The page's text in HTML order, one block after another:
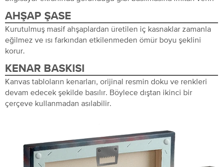
AHŞAP ŞASE
Kurutulmuş masif ahşaplardan üretilen iç kasnaklar zamanla
eğilmez ve ısı farkından etkilenmeden ömür boyu şeklini
korur.
KENAR BASKISI
Kanvas tabloların kenarları, orijinal resmin doku ve renkleri
devam edecek şekilde basılır. Böylece dıştan ikinci bir
çerçeve kullanmadan asılabilir.